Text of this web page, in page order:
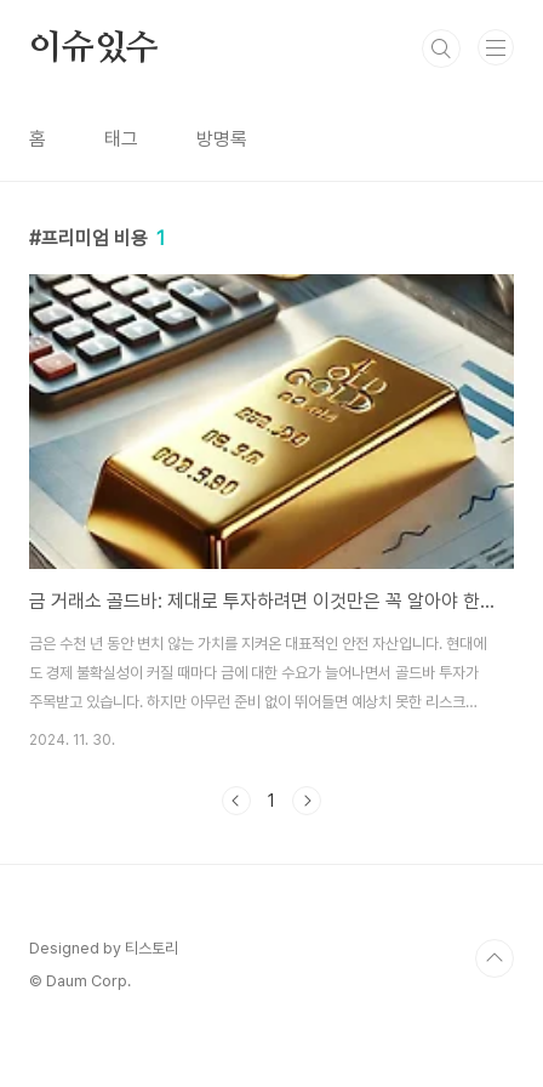
이슈있수
홈 태그 방명록
프리미엄 비용 1
금 거래소 골드바: 제대로 투자하려면 이것만은 꼭 알아야 한다! 🪙✨
금은 수천 년 동안 변치 않는 가치를 지켜온 대표적인 안전 자산입니다. 현대에
도 경제 불확실성이 커질 때마다 금에 대한 수요가 늘어나면서 골드바 투자가
주목받고 있습니다. 하지만 아무런 준비 없이 뛰어들면 예상치 못한 리스크를
겪을 수 있죠.지금부터 금 거래소에서 골드바를 구매할 때 반드시 확인해야 할
로 안전하고 성공적인 금 투자를 시작하세요!🏦 금 거래소에서 골드바 구매 전
2024. 11. 30.
1
Designed by 티스토리
© Daum Corp.